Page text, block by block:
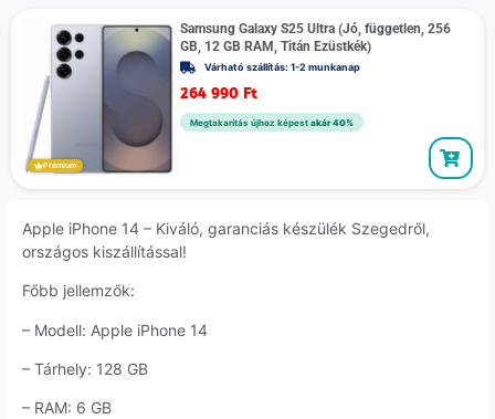
Prémium
Samsung Galaxy S25 Ultra (Jó, független, 256
GB, 12 GB RAM, Titán Ezüstkék)
Várható szállítás: 1-2 munkanap
264 990 Ft
Megtakarítás újhoz képest akár 40%
Apple iPhone 14 – Kiváló, garanciás készülék Szegedről,
országos kiszállítással!
Főbb jellemzők:
– Modell: Apple iPhone 14
– Tárhely: 128 GB
– RAM: 6 GB